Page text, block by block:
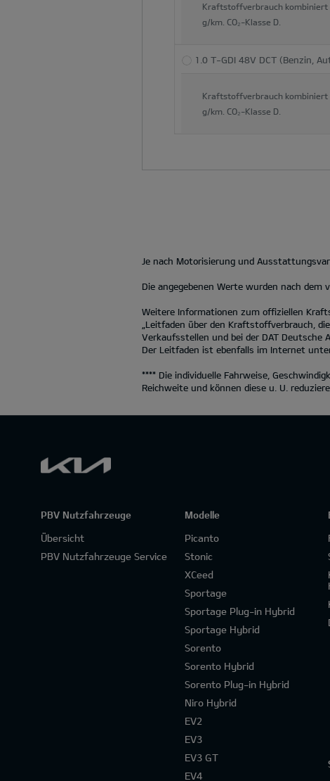
Kraftstoffverbrauch kombiniert
g/km. CO₂-Klasse D.
1.0 T-GDI 48V DCT (Benzin,
Kraftstoffverbrauch kombiniert
g/km. CO₂-Klasse D.
Je nach Motorisierung und
Die angegebenen Werte wurden nach
Weitere Informationen zum offiziellen
„Leitfaden über den Kraftstoffverbrauch,
Verkaufsstellen und bei der DAT
Der Leitfaden ist ebenfalls im Internet
**** Die individuelle Fahrweise,
Reichweite und können diese u. U.
PBV Nutzfahrzeuge
Übersicht
PBV Nutzfahrzeuge Service
Modelle
Picanto
Stonic
XCeed
Sportage
Sportage Plug-in Hybrid
Sportage Hybrid
Sorento
Sorento Hybrid
Sorento Plug-in Hybrid
Niro Hybrid
EV2
EV3
EV3 GT
EV4